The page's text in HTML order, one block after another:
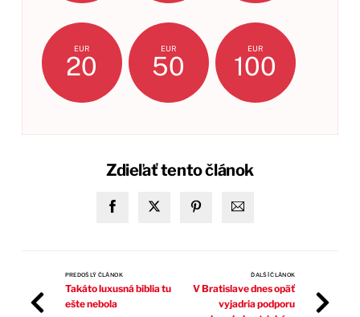
EUR
20
EUR
50
EUR
100
Zdieľať tento článok
PREDOŠLÝ ČLÁNOK
Takáto luxusná biblia tu
ešte nebola
ĎALŠÍ ČLÁNOK
V Bratislave dnes opäť
vyjadria podporu